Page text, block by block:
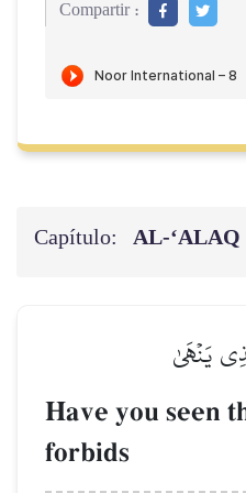
Compartir :
Capítulo: AL‑‘ALAQ
يَنۡهَىٰ
Have you seen
forbids